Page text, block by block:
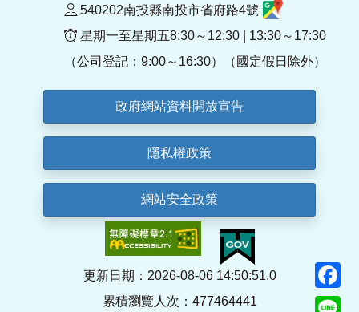
540202南投縣南投市省府路4號
星期一至星期五8:30～12:30 | 13:30～17:30
（公司登記：9:00～16:30）（國定假日除外）
政府網站資料開放宣告
隱私權政策
網站安全政策
更新日期：2026-08-06 14:50:51.0
累積瀏覽人次：477464441